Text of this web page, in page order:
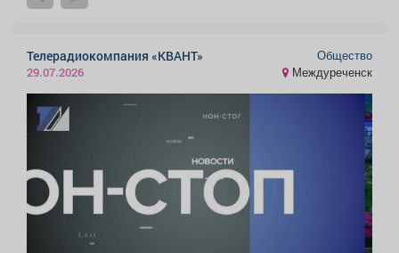
Телерадиокомпания «КВАНТ»
29.07.2026
Общество
Междуреченск